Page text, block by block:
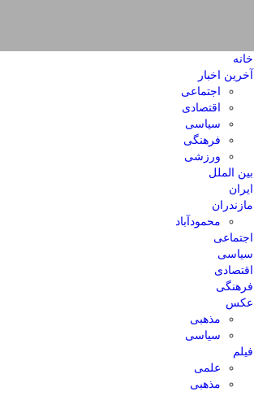
خانه
آخرین اخبار
اجتماعی
اقتصادی
سیاسی
فرهنگی
ورزشی
بین الملل
ایران
مازندران
محمودآباد
اجتماعی
سیاسی
اقتصادی
فرهنگی
عکس
مذهبی
سیاسی
فیلم
علمی
مذهبی